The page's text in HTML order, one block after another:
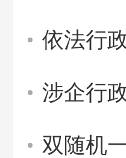
依法行
涉企行
双随机